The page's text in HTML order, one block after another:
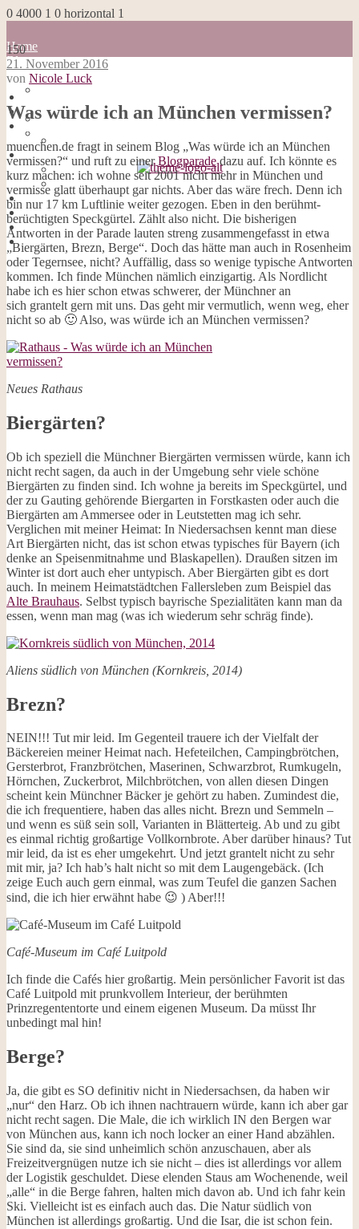
0 4000 1 0 horizontal 1
Home
Blog
about me
Impressum
Datenschutzerklärung
Galerie
Opal-Abos
Strickblogs
Hörbücher
150
Home
Blog
about me
100 Dinge
Impressum
Datenschutzerklärung
Cookies
Galerie
Opal-Abos
Strickblogs
Hörbücher
21. November 2016
von Nicole Luck
Was würde ich an München vermissen?
muenchen.de fragt in seinem Blog „Was würde ich an München
vermissen?“ und ruft zu einerBlogparadedazu auf. Ich könnte es
kurz machen: ich wohne seit 2001 nicht mehr in München und
vermisse glatt überhaupt gar nichts. Aber das wäre frech. Denn ich
bin nur 17 km Luftlinie weiter gezogen. Eben in den berühmt-
berüchtigten Speckgürtel. Zählt also nicht. Die bisherigen
Antworten in der Parade lauten streng zusammengefasst in etwa
„Biergärten, Brezn, Berge“. Doch das hätte man auch in Rosenheim
oder Tegernsee, nicht? Auffällig, dass so wenige typische Antworten
kommen. Ich finde München nämlich einzigartig. Als Nordlicht
habe ich es hier schon etwas schwerer, der Münchner an
sich grantelt gern mit uns. Das geht mir vermutlich, wenn weg, eher
nicht so ab 🙂 Also, was würde ich an München vermissen?
Neues Rathaus
Biergärten?
Ob ich speziell die Münchner Biergärten vermissen würde, kann ich
nicht recht sagen, da auch in der Umgebung sehr viele schöne
Biergärten zu finden sind. Ich wohne ja bereits im Speckgürtel, und
der zu Gauting gehörende Biergarten in Forstkasten oder auch die
Biergärten am Ammersee oder in Leutstetten mag ich sehr.
Verglichen mit meiner Heimat: In Niedersachsen kennt man diese
Art Biergärten nicht, das ist schon etwas typisches für Bayern (ich
denke an Speisenmitnahme und Blaskapellen). Draußen sitzen im
Winter ist dort auch eher untypisch. Aber Biergärten gibt es dort
auch. In meinem Heimatstädtchen Fallersleben zum Beispiel das
Alte Brauhaus. Selbst typisch bayrische Spezialitäten kann man da
essen, wenn man mag (was ich wiederum sehr schräg finde).
Aliens südlich von München (Kornkreis, 2014)
Brezn?
NEIN!!! Tut mir leid. Im Gegenteil trauere ich der Vielfalt der
Bäckereien meiner Heimat nach. Hefeteilchen, Campingbrötchen,
Gersterbrot, Franzbrötchen, Maserinen, Schwarzbrot, Rumkugeln,
Hörnchen, Zuckerbrot, Milchbrötchen, von allen diesen Dingen
scheint kein Münchner Bäcker je gehört zu haben. Zumindest die,
die ich frequentiere, haben das alles nicht. Brezn und Semmeln –
und wenn es süß sein soll, Varianten in Blätterteig. Ab und zu gibt
es einmal richtig großartige Vollkornbrote. Aber darüber hinaus? Tut
mir leid, da ist es eher umgekehrt. Und jetzt grantelt nicht zu sehr
mit mir, ja? Ich hab’s halt nicht so mit dem Laugengebäck. (Ich
zeige Euch auch gern einmal, was zum Teufel die ganzen Sachen
sind, die ich hier erwähnt habe 😉 ) Aber!!!
Café-Museum im Café Luitpold
Ich finde die Cafés hier großartig. Mein persönlicher Favorit ist das
Café Luitpold mit prunkvollem Interieur, der berühmten
Prinzregententorte und einem eigenen Museum. Da müsst Ihr
unbedingt mal hin!
Berge?
Ja, die gibt es SO definitiv nicht in Niedersachsen, da haben wir
„nur“ den Harz. Ob ich ihnen nachtrauern würde, kann ich aber gar
nicht recht sagen. Die Male, die ich wirklich IN den Bergen war
von München aus, kann ich noch locker an einer Hand abzählen.
Sie sind da, sie sind unheimlich schön anzuschauen, aber als
Freizeitvergnügen nutze ich sie nicht – dies ist allerdings vor allem
der Logistik geschuldet. Diese elenden Staus am Wochenende, weil
„alle“ in die Berge fahren, halten mich davon ab. Und ich fahr kein
Ski. Vielleicht ist es einfach auch das. Die Natur südlich von
München ist allerdings großartig. Und die Isar, die ist schon fein.